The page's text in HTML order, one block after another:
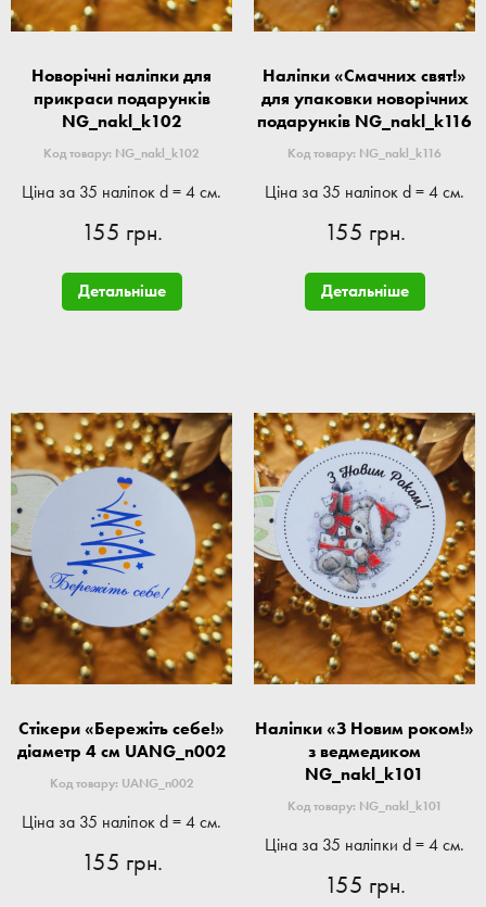
Новорічні наліпки для
прикраси подарунків
NG_nakl_k102
Код товару: NG_nakl_k102
Ціна за 35 наліпок d = 4 см.
155 грн.
Детальніше
Наліпки «Смачних свят!»
для упаковки новорічних
подарунків NG_nakl_k116
Код товару: NG_nakl_k116
Ціна за 35 наліпок d = 4 см.
155 грн.
Детальніше
Стікери «Бережіть себе!»
діаметр 4 см UANG_n002
Код товару: UANG_n002
Ціна за 35 наліпок d = 4 см.
155 грн.
Наліпки «З Новим роком!»
з ведмедиком
NG_nakl_k101
Код товару: NG_nakl_k101
Ціна за 35 наліпки d = 4 см.
155 грн.